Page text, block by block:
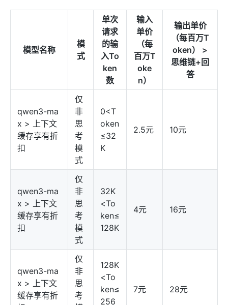
模型名称
模
式
单次
请求
的输
入To
ken
数
输入
单价
（每
百万T
oke
n）
输出单价
（每百万T
oken） >
思维链+回
答
qwen3-ma
x > 上下文
缓存享有折
扣
仅
非
思
考
模
式
0<T
oken
≤32
K
2.5元 10元
qwen3-ma
x > 上下文
缓存享有折
扣
仅
非
思
考
模
式
32K
<To
ken≤
128K
4元 16元
qwen3-ma
x > 上下文
缓存享有折
仅
非
思
考
128K
<To
ken≤
256
7元 28元